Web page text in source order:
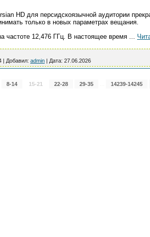
HD для персидскоязычной аудитории
только в новых параметрах вещания.
частоте 12,476 ГГц. В настоящее время ...
| Добавил: admin | Дата: 27.06.2026
8-14 15-21 22-28 29-35 14239-14245